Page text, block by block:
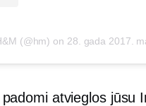
(@hm) on 28. gada 2017. maijs,
atvieglos jūsu